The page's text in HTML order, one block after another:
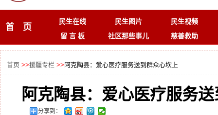
首 页
民生在线 民生图片
民生视频
留 言 板
社区那些事儿 慈善救助
首页 >>援疆专栏 >> 阿克陶县：爱心医疗服务送到群众心坎上
阿克陶县：爱心医疗服务
分享到：